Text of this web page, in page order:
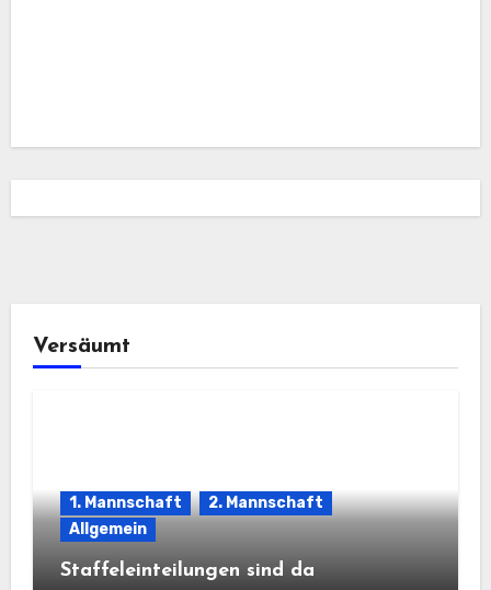
Versäumt
1. Mannschaft
2. Mannschaft
Allgemein
Staffeleinteilungen sind da